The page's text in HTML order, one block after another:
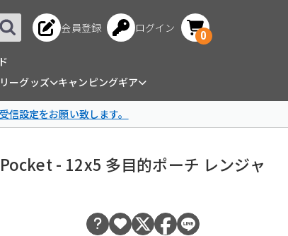
会員登録 ログイン
0
ーグッズ キャンピングギア
設定をお願い致します。
- 12x5 多目的ポーチ レンジャ